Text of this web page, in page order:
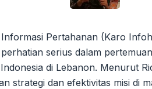
Pertahanan (Karo
serius dalam
di Lebanon. Menurut
strategi dan efektivitas misi di